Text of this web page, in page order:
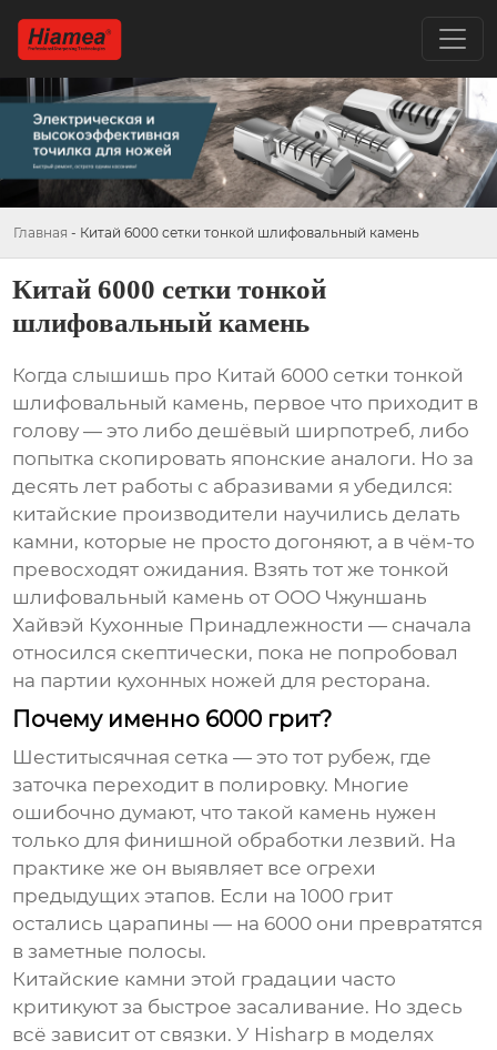
Главная - Китай 6000 сетки тонкой шлифовальный камень
Китай 6000 сетки тонкой
шлифовальный камень
Когда слышишь про Китай 6000 сетки тонкой
шлифовальный камень, первое что приходит в
голову — это либо дешёвый ширпотреб, либо
попытка скопировать японские аналоги. Но за
десять лет работы с абразивами я убедился:
китайские производители научились делать
камни, которые не просто догоняют, а в чём-то
превосходят ожидания. Взять тот жетонкой
шлифовальный камень от ООО Чжуншань
Хайвэй Кухонные Принадлежности — сначала
относился скептически, пока не попробовал
на партии кухонных ножей для ресторана.
Почему именно 6000 грит?
Шеститысячная сетка — это тот рубеж, где
заточка переходит в полировку. Многие
ошибочно думают, что такой камень нужен
только для финишной обработки лезвий. На
практике же он выявляет все огрехи
предыдущих этапов. Если на 1000 грит
остались царапины — на 6000 они превратятся
в заметные полосы.
Китайские камни этой градации часто
критикуют за быстрое засаливание. Но здесь
всё зависит от связки. У Hisharp в моделях